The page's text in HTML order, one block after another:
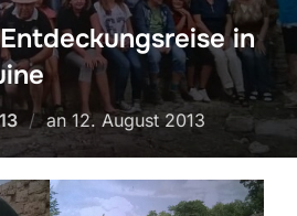
in
anVeröffentlicht
am
12. August 2013